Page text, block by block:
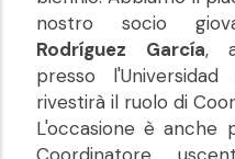
nostro socio
Rodríguez García,
presso
rivestirà il ruolo di
L'occasione è anche